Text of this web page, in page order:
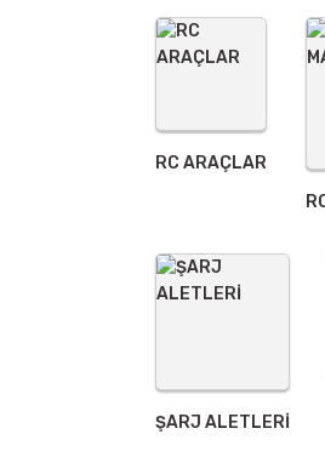
Bu ürüne benzer farklı
RC ARAÇLAR
ŞARJ ALETLERI